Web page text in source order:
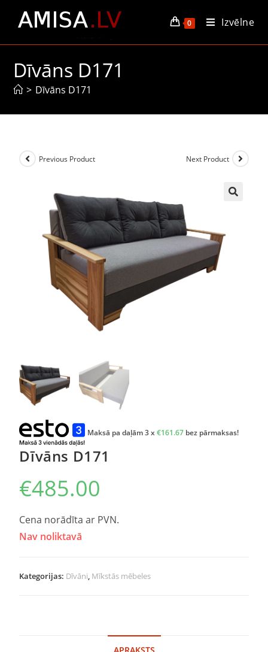
0 Izvēlne
Dīvāns D171
> Dīvāns D171
Previous Product Next Product
Maksā pa daļām 3 x€161.67 bez pārmaksas!
Dīvāns D171
€485.00
Cena norādīta ar PVN.
Nav noliktavā
Kategorijas: Dīvāni, Mīkstās mēbeles